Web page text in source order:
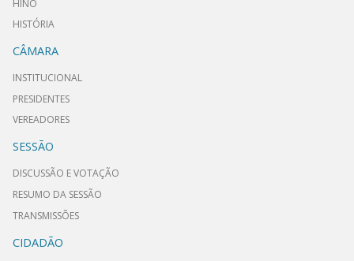
HINO
HISTÓRIA
CÂMARA
INSTITUCIONAL
PRESIDENTES
VEREADORES
SESSÃO
DISCUSSÃO E VOTAÇÃO
RESUMO DA SESSÃO
TRANSMISSÕES
CIDADÃO